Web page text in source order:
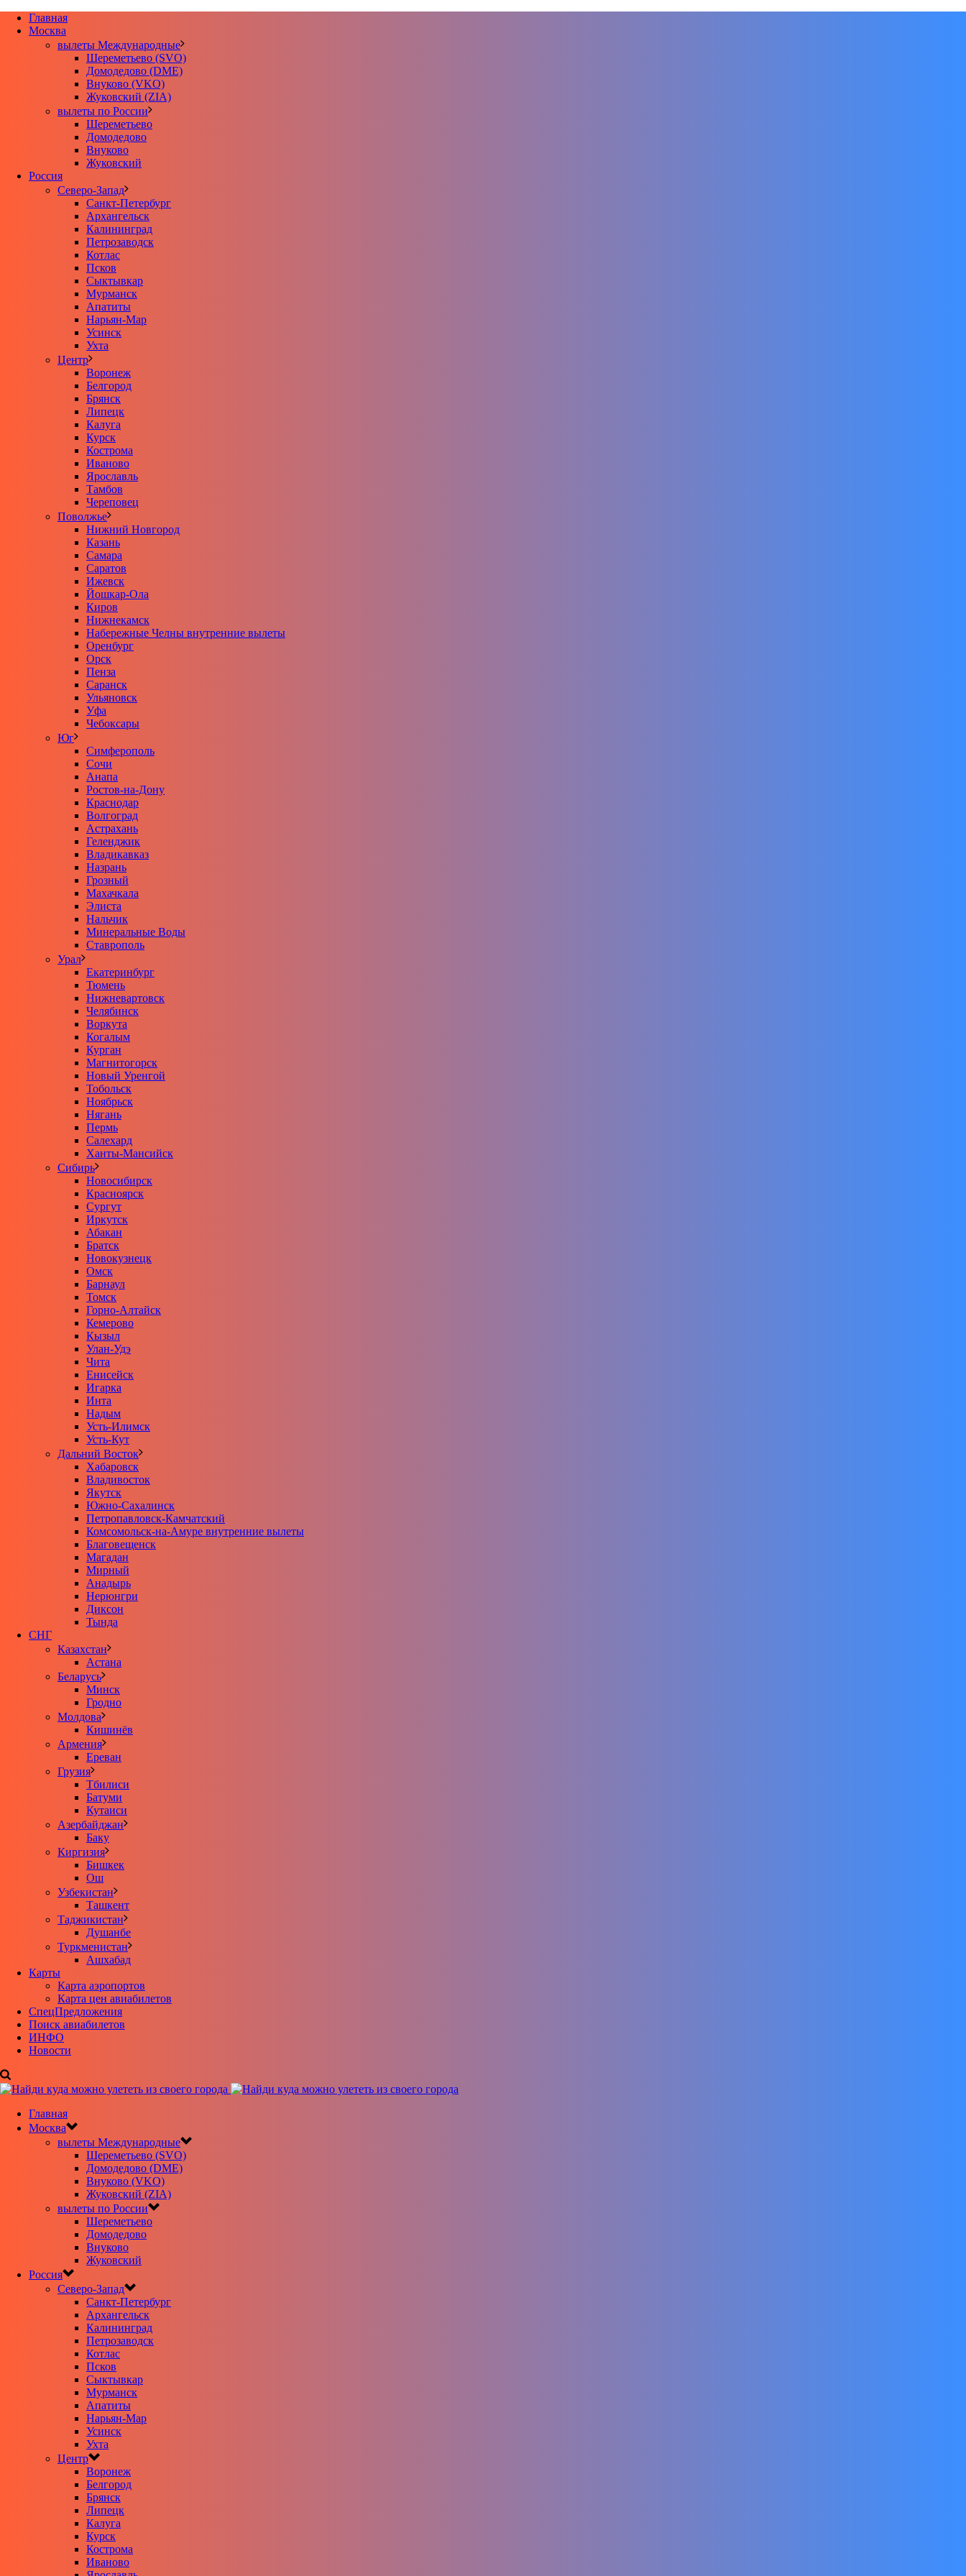
Главная
Москва
вылеты Международные
Шереметьево (SVO)
Домодедово (DME)
Внуково (VKO)
Жуковский (ZIA)
вылеты по России
Шереметьево
Домодедово
Внуково
Жуковский
Россия
Северо-Запад
Санкт-Петербург
Архангельск
Калининград
Петрозаводск
Котлас
Псков
Сыктывкар
Мурманск
Апатиты
Нарьян-Мар
Усинск
Ухта
Центр
Воронеж
Белгород
Брянск
Липецк
Калуга
Курск
Кострома
Иваново
Ярославль
Тамбов
Череповец
Поволжье
Нижний Новгород
Казань
Самара
Саратов
Ижевск
Йошкар-Ола
Киров
Нижнекамск
Набережные Челны внутренние вылеты
Оренбург
Орск
Пенза
Саранск
Ульяновск
Уфа
Чебоксары
Юг
Симферополь
Сочи
Анапа
Ростов-на-Дону
Краснодар
Волгоград
Астрахань
Геленджик
Владикавказ
Назрань
Грозный
Махачкала
Элиста
Нальчик
Минеральные Воды
Ставрополь
Урал
Екатеринбург
Тюмень
Нижневартовск
Челябинск
Воркута
Когалым
Курган
Магнитогорск
Новый Уренгой
Тобольск
Ноябрьск
Нягань
Пермь
Салехард
Ханты-Мансийск
Сибирь
Новосибирск
Красноярск
Сургут
Иркутск
Абакан
Братск
Новокузнецк
Омск
Барнаул
Томск
Горно-Алтайск
Кемерово
Кызыл
Улан-Удэ
Чита
Енисейск
Игарка
Инта
Надым
Усть-Илимск
Усть-Кут
Дальний Восток
Хабаровск
Владивосток
Якутск
Южно-Сахалинск
Петропавловск-Камчатский
Комсомольск-на-Амуре внутренние вылеты
Благовещенск
Магадан
Мирный
Анадырь
Нерюнгри
Диксон
Тында
СНГ
Казахстан
Астана
Беларусь
Минск
Гродно
Молдова
Кишинёв
Армения
Ереван
Грузия
Тбилиси
Батуми
Кутаиси
Азербайджан
Баку
Киргизия
Бишкек
Ош
Узбекистан
Ташкент
Таджикистан
Душанбе
Туркменистан
Ашхабад
Карты
Карта аэропортов
Карта цен авиабилетов
CпецПредложения
Поиск авиабилетов
ИНФО
Новости
Главная
Москва
вылеты Международные
Шереметьево (SVO)
Домодедово (DME)
Внуково (VKO)
Жуковский (ZIA)
вылеты по России
Шереметьево
Домодедово
Внуково
Жуковский
Россия
Северо-Запад
Санкт-Петербург
Архангельск
Калининград
Петрозаводск
Котлас
Псков
Сыктывкар
Мурманск
Апатиты
Нарьян-Мар
Усинск
Ухта
Центр
Воронеж
Белгород
Брянск
Липецк
Калуга
Курск
Кострома
Иваново